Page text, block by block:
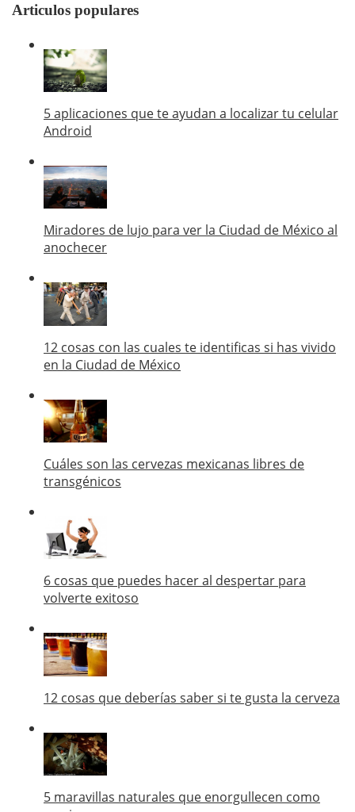
Articulos populares
5 aplicaciones que te ayudan a localizar tu celular
Android
Miradores de lujo para ver la Ciudad de México al
anochecer
12 cosas con las cuales te identificas si has vivido
en la Ciudad de México
Cuáles son las cervezas mexicanas libres de
transgénicos
6 cosas que puedes hacer al despertar para
volverte exitoso
12 cosas que deberías saber si te gusta la cerveza
5 maravillas naturales que enorgullecen como